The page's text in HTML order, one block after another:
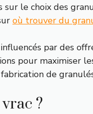
le choix des
où trouver du
par des
pour maximiser
de
?